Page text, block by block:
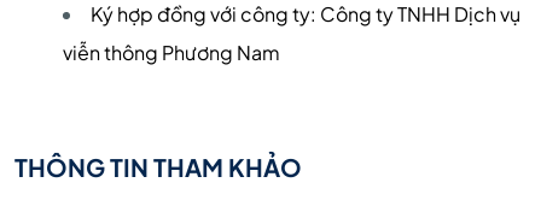
Ký hợp đồng với công ty: Công ty TNHH Dịch vụ
viễn thông Phương Nam
THÔNG TIN THAM KHẢO